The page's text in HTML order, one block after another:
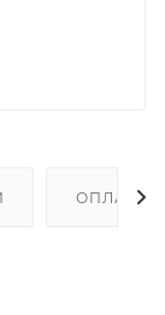
ОПЛАТА